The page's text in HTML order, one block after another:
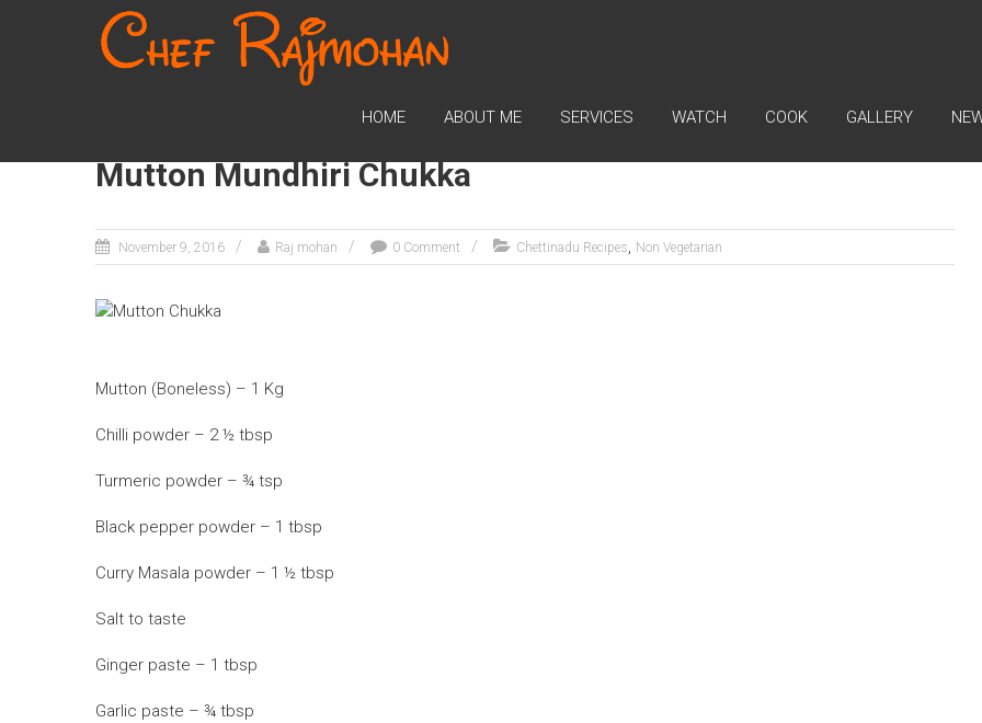
CHEF RAJMOHAN Official Website of Chef Dr. M.S.Rajmohan
HOME ABOUT ME SERVICES WATCH COOK GALLERY
Mutton Mundhiri Chukka
November 9, 2016 Raj mohan 0 Comment Chettinadu Recipes, Non Vegetarian
Mutton (Boneless) – 1 Kg
Chilli powder – 2 ½ tbsp
Turmeric powder – ¾ tsp
Black pepper powder – 1 tbsp
Curry Masala powder – 1 ½ tbsp
Salt to taste
Ginger paste – 1 tbsp
Garlic paste – ¾ tbsp